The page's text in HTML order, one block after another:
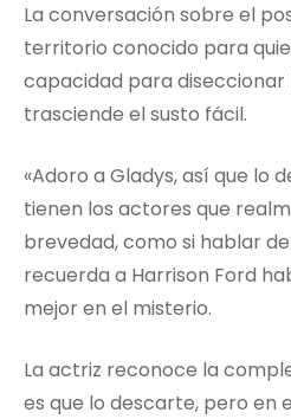
La conversación sobre el
territorio conocido para
capacidad para diseccionar
trasciende el susto fácil.
«Adoro a Gladys, así que lo
tienen los actores que
brevedad, como si hablar
recuerda a Harrison Ford
mejor en el misterio.
La actriz reconoce la
es que lo descarte, pero en